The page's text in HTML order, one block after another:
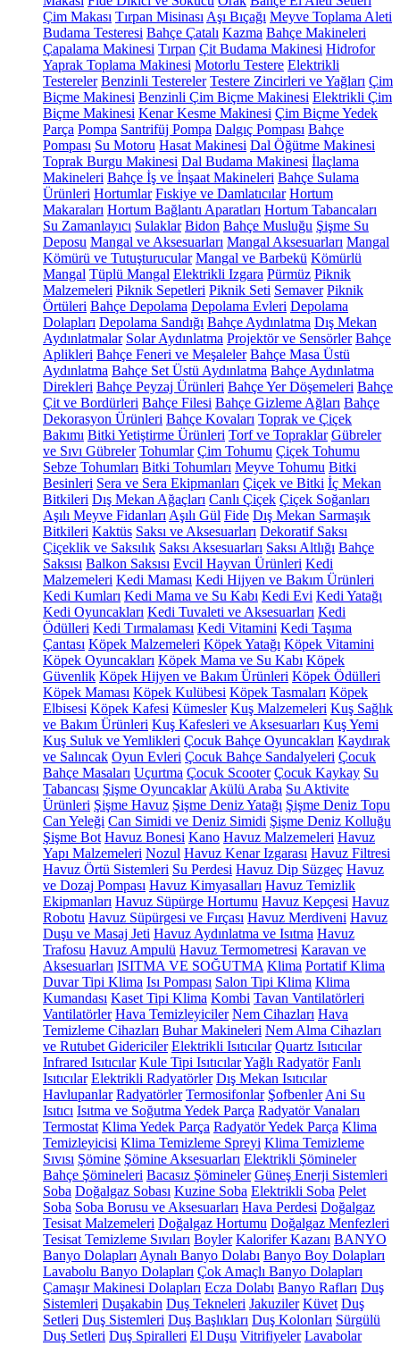
Çim Makası Tırpan Misinası Aşı Bıçağı Meyve Toplama Aleti
Budama Testeresi Bahçe Çatalı Kazma Bahçe Makineleri
Çapalama Makinesi Tırpan Çit Budama Makinesi Hidrofor
Yaprak Toplama Makinesi Motorlu Testere Elektrikli
Testereler Benzinli Testereler Testere Zincirleri ve Yağları Çim
Biçme Makinesi Benzinli Çim Biçme Makinesi Elektrikli Çim
Biçme Makinesi Kenar Kesme Makinesi Çim Biçme Yedek
Parça Pompa Santrifüj Pompa Dalgıç Pompası Bahçe
Pompası Su Motoru Hasat Makinesi Dal Öğütme Makinesi
Toprak Burgu Makinesi Dal Budama Makinesi İlaçlama
Makineleri Bahçe İş ve İnşaat Makineleri Bahçe Sulama
Ürünleri Hortumlar Fıskiye ve Damlatıcılar Hortum
Makaraları Hortum Bağlantı Aparatları Hortum Tabancaları
Su Zamanlayıcı Sulaklar Bidon Bahçe Musluğu Şişme Su
Deposu Mangal ve Aksesuarları Mangal Aksesuarları Mangal
Kömürü ve Tutuşturucular Mangal ve Barbekü Kömürlü
Mangal Tüplü Mangal Elektrikli Izgara Pürmüz Piknik
Malzemeleri Piknik Sepetleri Piknik Seti Semaver Piknik
Örtüleri Bahçe Depolama Depolama Evleri Depolama
Dolapları Depolama Sandığı Bahçe Aydınlatma Dış Mekan
Aydınlatmalar Solar Aydınlatma Projektör ve Sensörler Bahçe
Aplikleri Bahçe Feneri ve Meşaleler Bahçe Masa Üstü
Aydınlatma Bahçe Set Üstü Aydınlatma Bahçe Aydınlatma
Direkleri Bahçe Peyzaj Ürünleri Bahçe Yer Döşemeleri Bahçe
Çit ve Bordürleri Bahçe Filesi Bahçe Gizleme Ağları Bahçe
Dekorasyon Ürünleri Bahçe Kovaları Toprak ve Çiçek
Bakımı Bitki Yetiştirme Ürünleri Torf ve Topraklar Gübreler
ve Sıvı Gübreler Tohumlar Çim Tohumu Çiçek Tohumu
Sebze Tohumları Bitki Tohumları Meyve Tohumu Bitki
Besinleri Sera ve Sera Ekipmanları Çiçek ve Bitki İç Mekan
Bitkileri Dış Mekan Ağaçları Canlı Çiçek Çiçek Soğanları
Aşılı Meyve Fidanları Aşılı Gül Fide Dış Mekan Sarmaşık
Bitkileri Kaktüs Saksı ve Aksesuarları Dekoratif Saksı
Çiçeklik ve Saksılık Saksı Aksesuarları Saksı Altlığı Bahçe
Saksısı Balkon Saksısı Evcil Hayvan Ürünleri Kedi
Malzemeleri Kedi Maması Kedi Hijyen ve Bakım Ürünleri
Kedi Kumları Kedi Mama ve Su Kabı Kedi Evi Kedi Yatağı
Kedi Oyuncakları Kedi Tuvaleti ve Aksesuarları Kedi
Ödülleri Kedi Tırmalaması Kedi Vitamini Kedi Taşıma
Çantası Köpek Malzemeleri Köpek Yatağı Köpek Vitamini
Köpek Oyuncakları Köpek Mama ve Su Kabı Köpek
Güvenlik Köpek Hijyen ve Bakım Ürünleri Köpek Ödülleri
Köpek Maması Köpek Kulübesi Köpek Tasmaları Köpek
Elbisesi Köpek Kafesi Kümesler Kuş Malzemeleri Kuş Sağlık
ve Bakım Ürünleri Kuş Kafesleri ve Aksesuarları Kuş Yemi
Kuş Suluk ve Yemlikleri Çocuk Bahçe Oyuncakları Kaydırak
ve Salıncak Oyun Evleri Çocuk Bahçe Sandalyeleri Çocuk
Bahçe Masaları Uçurtma Çocuk Scooter Çocuk Kaykay Su
Tabancası Şişme Oyuncaklar Akülü Araba Su Aktivite
Ürünleri Şişme Havuz Şişme Deniz Yatağı Şişme Deniz Topu
Can Yeleği Can Simidi ve Deniz Simidi Şişme Deniz Kolluğu
Şişme Bot Havuz Bonesi Kano Havuz Malzemeleri Havuz
Yapı Malzemeleri Nozul Havuz Kenar Izgarası Havuz Filtresi
Havuz Örtü Sistemleri Su Perdesi Havuz Dip Süzgeç Havuz
ve Dozaj Pompası Havuz Kimyasalları Havuz Temizlik
Ekipmanları Havuz Süpürge Hortumu Havuz Kepçesi Havuz
Robotu Havuz Süpürgesi ve Fırçası Havuz Merdiveni Havuz
Duşu ve Masaj Jeti Havuz Aydınlatma ve Isıtma Havuz
Trafosu Havuz Ampulü Havuz Termometresi Karavan ve
Aksesuarları ISITMA VE SOĞUTMA Klima Portatif Klima
Duvar Tipi Klima Isı Pompası Salon Tipi Klima Klima
Kumandası Kaset Tipi Klima Kombi Tavan Vantilatörleri
Vantilatörler Hava Temizleyiciler Nem Cihazları Hava
Temizleme Cihazları Buhar Makineleri Nem Alma Cihazları
ve Rutubet Gidericiler Elektrikli Isıtıcılar Quartz Isıtıcılar
Infrared Isıtıcılar Kule Tipi IsıtıcılarYağlı Radyatör Fanlı
Isıtıcılar Elektrikli Radyatörler Dış Mekan Isıtıcılar
Havlupanlar Radyatörler Termosifonlar Şofbenler Ani Su
Isıtıcı Isıtma ve Soğutma Yedek Parça Radyatör Vanaları
Termostat Klima Yedek Parça Radyatör Yedek Parça Klima
Temizleyicisi Klima Temizleme Spreyi Klima Temizleme
Sıvısı Şömine Şömine Aksesuarları Elektrikli Şömineler
Bahçe Şömineleri Bacasız Şömineler Güneş Enerji Sistemleri
Soba Doğalgaz Sobası Kuzine Soba Elektrikli Soba Pelet
Soba Soba Borusu ve Aksesuarları Hava Perdesi Doğalgaz
Tesisat Malzemeleri Doğalgaz Hortumu Doğalgaz Menfezleri
Tesisat Temizleme Sıvıları Boyler Kalorifer Kazanı BANYO
Banyo Dolapları Aynalı Banyo Dolabı Banyo Boy Dolapları
Lavabolu Banyo Dolapları Çok Amaçlı Banyo Dolapları
Çamaşır Makinesi Dolapları Ecza Dolabı Banyo Rafları Duş
Sistemleri Duşakabin Duş Tekneleri Jakuziler Küvet Duş
Setleri Duş Sistemleri Duş Başlıkları Duş Kolonları Sürgülü
Duş Setleri Duş Spiralleri El Duşu Vitrifiyeler Lavabolar